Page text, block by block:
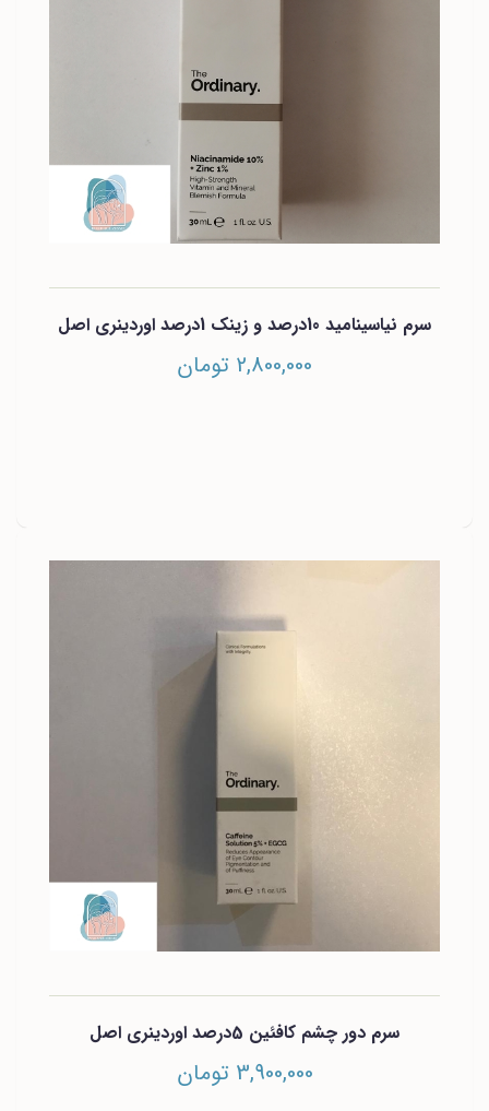
سرم نیاسینامید 10درصد و زینک 1درصد اوردینری اصل
2,800,000 تومان
سرم دور چشم کافئین 5درصد اوردینری اصل
3,900,000 تومان